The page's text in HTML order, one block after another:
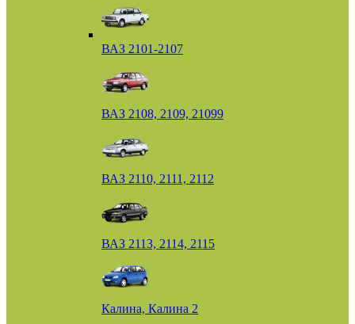
ВАЗ 2101-2107
ВАЗ 2108, 2109, 21099
ВАЗ 2110, 2111, 2112
ВАЗ 2113, 2114, 2115
Калина, Калина 2